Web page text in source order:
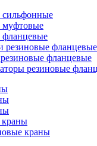
сильфонные
муфтовые
резиновые фланцевые
фланцевые
резиновые
краны